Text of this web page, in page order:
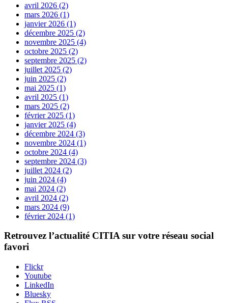
avril 2026 (2)
mars 2026 (1)
janvier 2026 (1)
décembre 2025 (2)
novembre 2025 (4)
octobre 2025 (2)
septembre 2025 (2)
juillet 2025 (2)
juin 2025 (2)
mai 2025 (1)
avril 2025 (1)
mars 2025 (2)
février 2025 (1)
janvier 2025 (4)
décembre 2024 (3)
novembre 2024 (1)
octobre 2024 (4)
septembre 2024 (3)
juillet 2024 (2)
juin 2024 (4)
mai 2024 (2)
avril 2024 (2)
mars 2024 (9)
février 2024 (1)
Retrouvez l’actualité CITIAsur votre réseau social
favori
Flickr
Youtube
LinkedIn
Bluesky